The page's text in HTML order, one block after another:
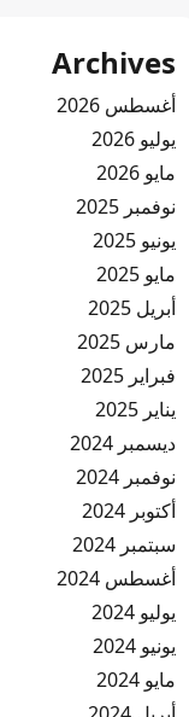
Archives
أغسطس 2026
يوليو 2026
مايو 2026
نوفمبر 2025
يونيو 2025
مايو 2025
أبريل 2025
مارس 2025
فبراير 2025
يناير 2025
ديسمبر 2024
نوفمبر 2024
أكتوبر 2024
سبتمبر 2024
أغسطس 2024
يوليو 2024
يونيو 2024
مايو 2024